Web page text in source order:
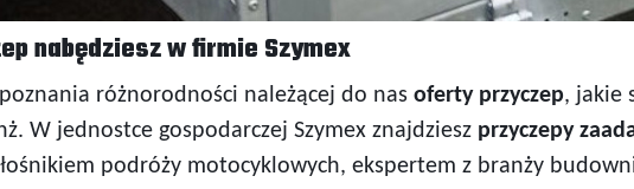
nabędziesz w firmie Szymex
różnorodności należącej do nas oferty przyczep, jakie
W jednostce gospodarczej Szymex znajdziesz przyczepy
podróży motocyklowych, ekspertem z branży